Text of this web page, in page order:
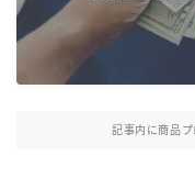
お得に注文する
Uber Eatsの注文
記事内に商品